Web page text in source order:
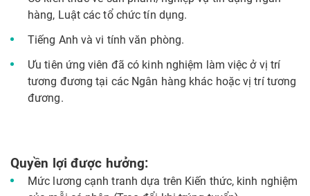
hàng, Luật các tổ chức tín dụng.
Tiếng Anh và vi tính văn phòng.
Ưu tiên ứng viên đã có kinh nghiệm làm việc ở vị trí
tương đương tại các Ngân hàng khác hoặc vị trí tương
đương.
Quyền lợi được hưởng:
Mức lương cạnh tranh dựa trên Kiến thức, kinh nghiệm